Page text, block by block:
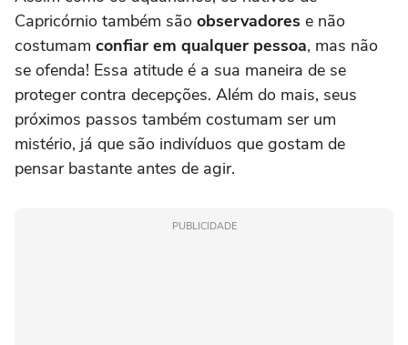
Capricórnio também são observadores e não
costumam confiar em qualquer pessoa, mas não
se ofenda! Essa atitude é a sua maneira de se
proteger contra decepções. Além do mais, seus
próximos passos também costumam ser um
mistério, já que são indivíduos que gostam de
pensar bastante antes de agir.
PUBLICIDADE